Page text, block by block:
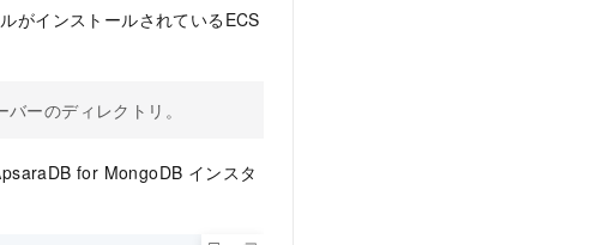
がインストールされているECS
バーのディレクトリ。
for MongoDB インスタ